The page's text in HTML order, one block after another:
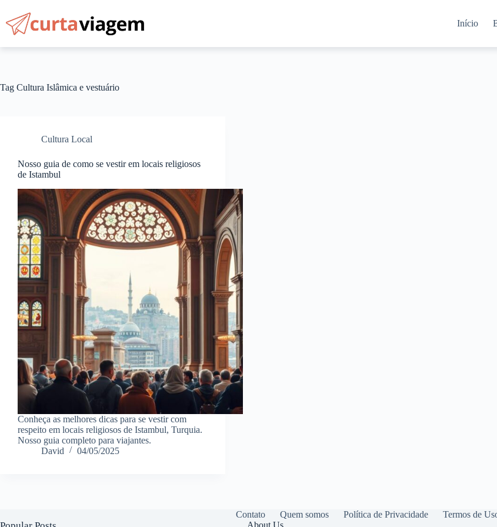
conteúdo
Início
Tag Cultura Islâmica e vestuário
Cultura Local
Nosso guia de como se vestir em locais religiosos
de Istambul
Conheça as melhores dicas para se vestir com
respeito em locais religiosos de Istambul, Turquia.
Nosso guia completo para viajantes.
David
04/05/2025
Contato Quem somos Política de Privacidade Termos de